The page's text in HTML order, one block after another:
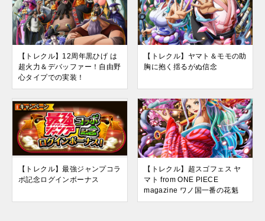
【トレクル】12周年黒ひげ は
超火力＆デバッファー！自由野
心タイプでの実装！
【トレクル】ヤマト＆モモの助
胸に抱く揺るがぬ信念
【トレクル】最強ジャンプコラ
ボ記念ログインボーナス
【トレクル】超スゴフェス ヤ
マト from ONE PIECE
magazine ワノ国一番の花魁